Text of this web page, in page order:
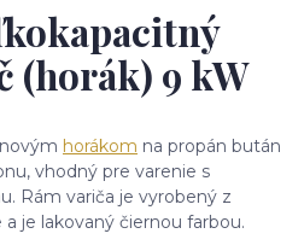
(horák) 9 kW
horákom na propán bután
vhodný pre varenie s
Rám variča je vyrobený z
je lakovaný čiernou farbou.